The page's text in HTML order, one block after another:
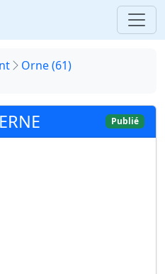
Orne (61)
Publié